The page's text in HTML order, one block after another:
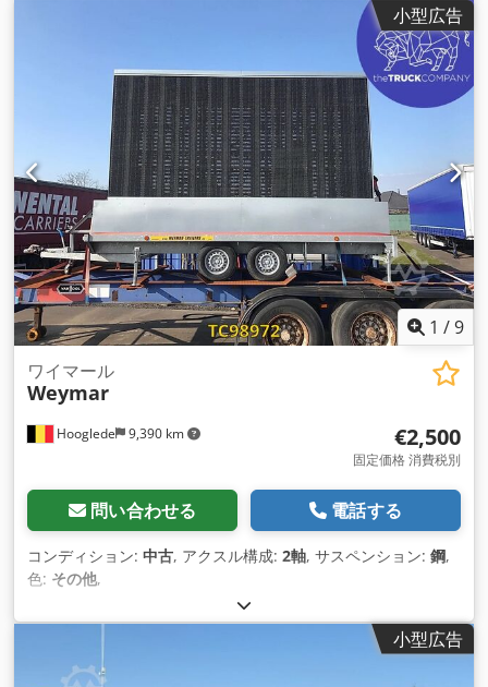
小型広告
1 /9
Hooglede 9,390 km
ワイマール
Weymar
€2,500
固定価格 消費税別
問い合わせる 電話する
コンディション: 中古, アクスル構成: 2軸, サスペンション: 鋼,
色: その他,
小型広告